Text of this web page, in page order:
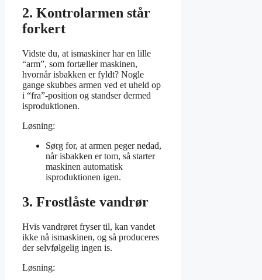
2. Kontrolarmen står
forkert
Vidste du, at ismaskiner har en lille
“arm”, som fortæller maskinen,
hvornår isbakken er fyldt? Nogle
gange skubbes armen ved et uheld op
i “fra”-position og standser dermed
isproduktionen.
Løsning:
Sørg for, at armen peger nedad,
når isbakken er tom, så starter
maskinen automatisk
isproduktionen igen.
3. Frostlåste vandrør
Hvis vandrøret fryser til, kan vandet
ikke nå ismaskinen, og så produceres
der selvfølgelig ingen is.
Løsning: